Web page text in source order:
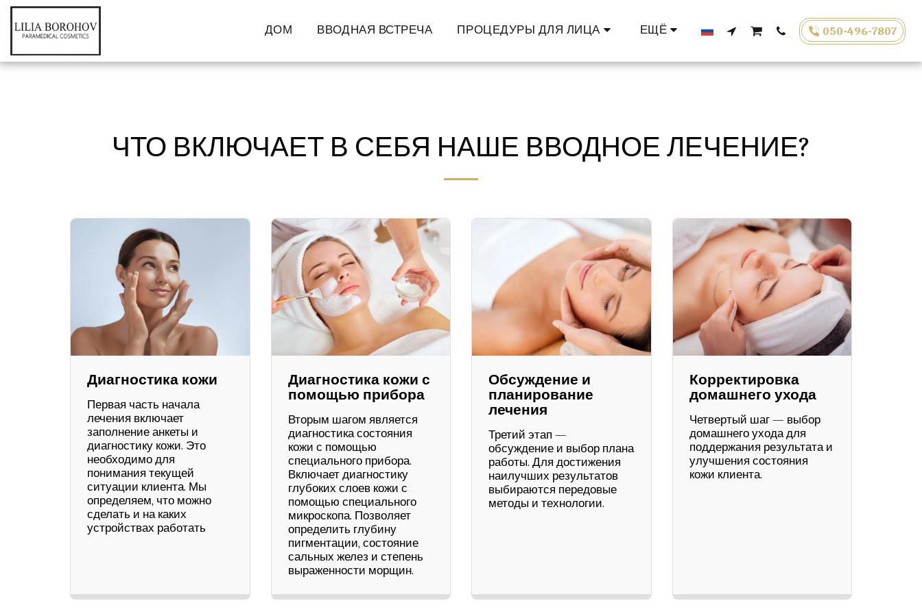
ДОМ ВВОДНАЯ ВСТРЕЧА ПРОЦЕДУРЫ ДЛЯ ЛИЦА ЕЩЁ 050-496-7807
ЧТО ВКЛЮЧАЕТ В СЕБЯ НАШЕ ВВОДНОЕ ЛЕЧЕНИЕ?
Диагностика кожи
Первая часть начала
лечения включает
заполнение анкеты и
диагностику кожи. Это
необходимо для
понимания текущей
ситуации клиента. Мы
определяем, что можно
сделать и на каких
устройствах работать
Диагностика кожи с
помощью прибора
Вторым шагом является
диагностика состояния
кожи с помощью
специального прибора.
Включает диагностику
глубоких слоев кожи с
помощью специального
микроскопа. Позволяет
определить глубину
пигментации, состояние
сальных желез и степень
выраженности морщин.
Обсуждение и
планирование
лечения
Третий этап —
обсуждение и выбор плана
работы. Для достижения
наилучших результатов
выбираются передовые
методы и технологии.
Корректировка
домашнего ухода
Четвертый шаг — выбор
домашнего ухода для
поддержания результата и
улучшения состояния
кожи клиента.